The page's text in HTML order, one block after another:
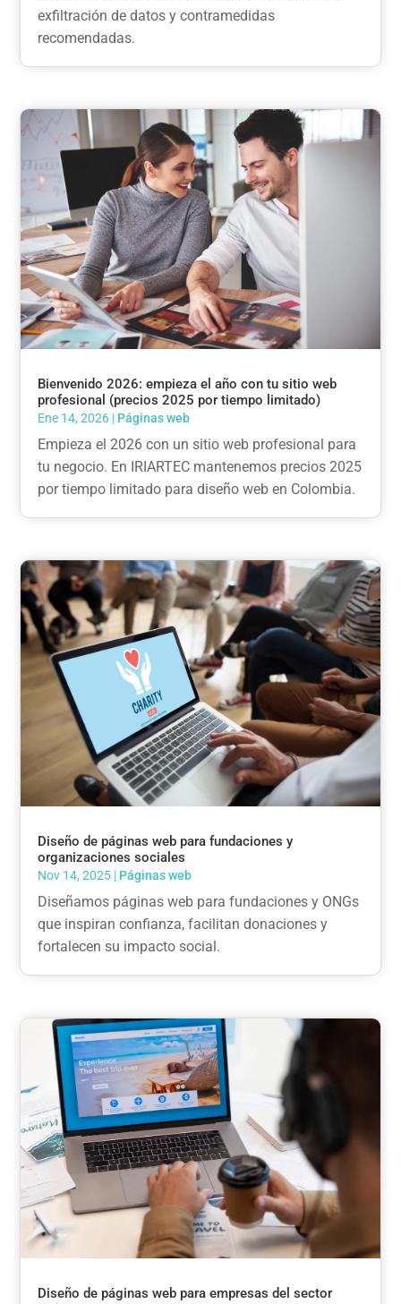
exfiltración de datos y contramedidas
recomendadas.
Bienvenido 2026: empieza el año con tu sitio web
profesional (precios 2025 por tiempo limitado)
Ene 14, 2026 | Páginas web
Empieza el 2026 con un sitio web profesional para
tu negocio. En IRIARTEC mantenemos precios 2025
por tiempo limitado para diseño web en Colombia.
Diseño de páginas web para fundaciones y
organizaciones sociales
Nov 14, 2025 | Páginas web
Diseñamos páginas web para fundaciones y ONGs
que inspiran confianza, facilitan donaciones y
fortalecen su impacto social.
Diseño de páginas web para empresas del sector